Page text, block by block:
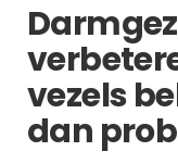
vezels
dan